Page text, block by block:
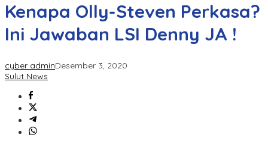
Kenapa Olly-Steven Perkasa?
Ini Jawaban LSI Denny JA !
cyber adminDesember 3, 2020
Sulut News